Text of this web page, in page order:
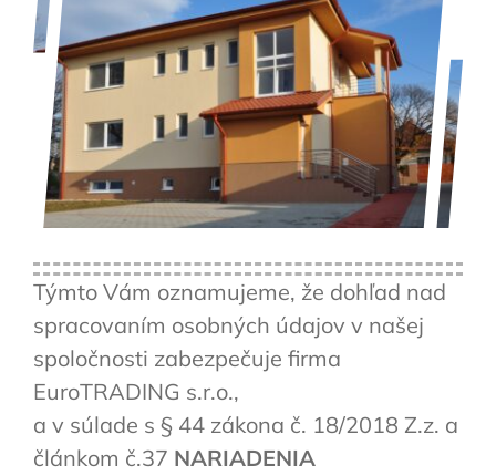
Týmto Vám oznamujeme, že dohľad nad
spracovaním osobných údajov v našej
spoločnosti zabezpečuje firma
EuroTRADING s.r.o.,
a v súlade s § 44 zákona č. 18/2018 Z.z. a
článkom č.37 NARIADENIA